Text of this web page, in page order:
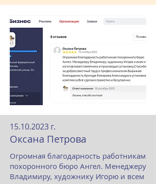
15.10.2023 г.
Оксана Петрова
Огромная благодарность работникам
похоронного бюро Ангел. Менеджеру
Владимиру, художнику Игорю и всем